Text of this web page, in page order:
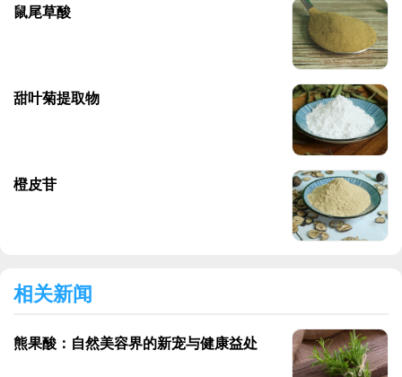
鼠尾草酸
甜叶菊提取物
橙皮苷
相关新闻
熊果酸：自然美容界的新宠与健康益处